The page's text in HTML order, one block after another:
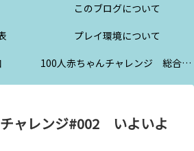
このブログについて
プレイ環境について
100人赤ちゃんチャレンジ 総合案内
ャレンジ#002 いよいよ